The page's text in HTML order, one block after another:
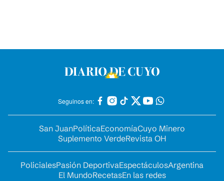
Seguinos en:
San JuanPolíticaEconomíaCuyo Minero
Suplemento VerdeRevista OH
PolicialesPasión DeportivaEspectáculosArgentina
El MundoRecetasEn las redes